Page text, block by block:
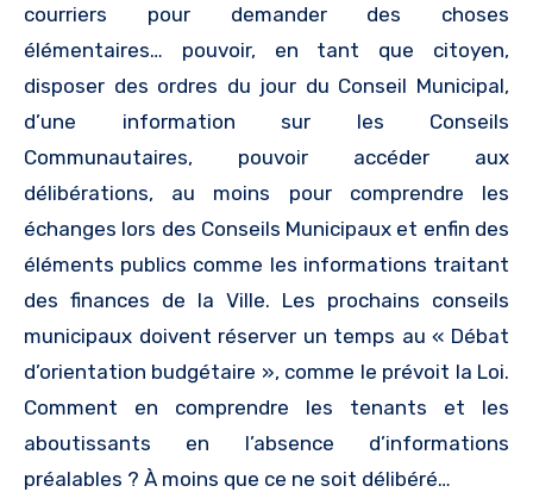
courriers pour demander des choses
élémentaires… pouvoir, en tant que citoyen,
disposer des ordres du jour du Conseil Municipal,
d’une information sur les Conseils
Communautaires, pouvoir accéder aux
délibérations, au moins pour comprendre les
échanges lors des Conseils Municipaux et enfin des
éléments publics comme les informations traitant
des finances de la Ville. Les prochains conseils
municipaux doivent réserver un temps au « Débat
d’orientation budgétaire », comme le prévoit la Loi.
Comment en comprendre les tenants et les
aboutissants en l’absence d’informations
préalables ? À moins que ce ne soit délibéré…